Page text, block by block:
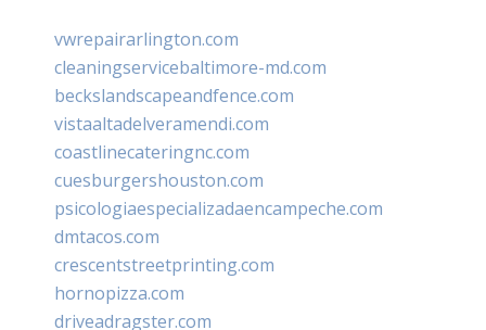
vwrepairarlington.com
cleaningservicebaltimore-md.com
beckslandscapeandfence.com
vistaaltadelveramendi.com
coastlinecateringnc.com
cuesburgershouston.com
psicologiaespecializadaencampeche.com
dmtacos.com
crescentstreetprinting.com
hornopizza.com
driveadragster.com